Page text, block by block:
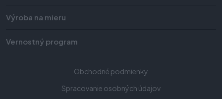
Výroba na mieru
Vernostný program
Obchodné podmienky
Spracovanie osobných údajov